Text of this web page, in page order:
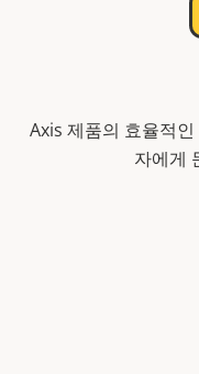
Axis 제품의 효율적
자에게